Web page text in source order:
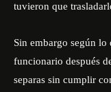
tuvieron que
Sin embargo según lo
funcionario después
separas sin cumplir